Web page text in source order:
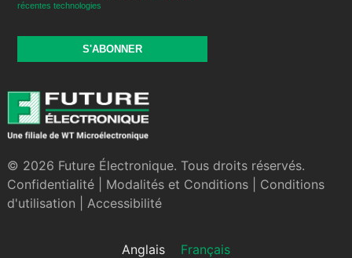
récentes technologies
S'ABONNER
© 2026 Future Électronique. Tous droits réservés.
Confidentialité| Modalités et Conditions| Conditions
d'utilisation
Accessibilité
Anglais Français